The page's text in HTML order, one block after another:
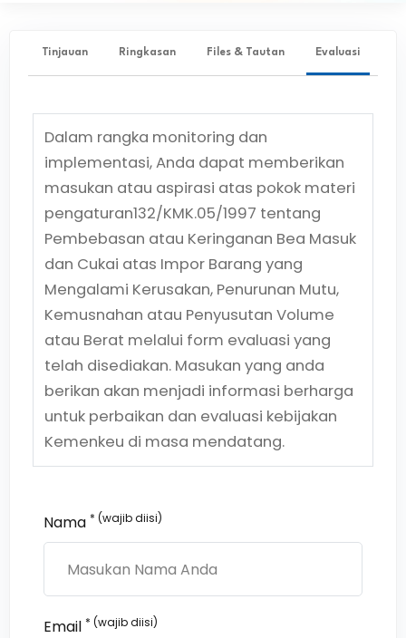
Tinjauan Ringkasan Files & Tautan Evaluasi
Dalam rangka monitoring dan
implementasi, Anda dapat memberikan
masukan atau aspirasi atas pokok materi
pengaturan132/KMK.05/1997 tentang
Pembebasan atau Keringanan Bea Masuk
dan Cukai atas Impor Barang yang
Mengalami Kerusakan, Penurunan Mutu,
Kemusnahan atau Penyusutan Volume
atau Berat melalui form evaluasi yang
telah disediakan. Masukan yang anda
berikan akan menjadi informasi berharga
untuk perbaikan dan evaluasi kebijakan
Kemenkeu di masa mendatang.
Nama * (wajib diisi)
Email * (wajib diisi)